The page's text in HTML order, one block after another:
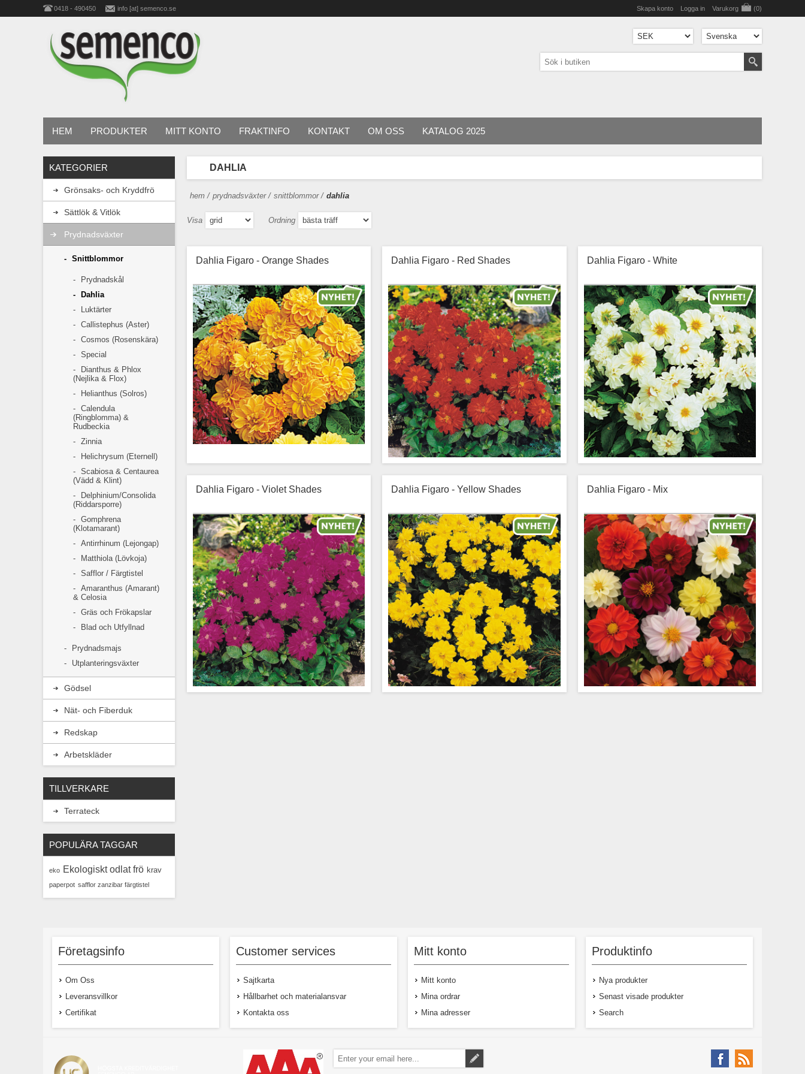
0418 - 490450 info [at] semenco.se Skapa konto Logga in Varukorg (0)
HEM PRODUKTER MITT KONTO FRAKTINFO KONTAKT OM OSS KATALOG 2025
DAHLIA
hem / prydnadsväxter / snittblommor / dahlia
Visa Ordning
Dahlia Figaro - Orange Shades
45,00 kr exkl moms
Dahlia Figaro - Red Shades
färgsprakande upplevelse.
45,00 kr exkl moms
Dahlia Figaro - White
centrum.
45,00 kr exkl moms
Dahlia Figaro - Violet Shades Dahlia Figaro - Yellow Shades Dahlia Figaro - Mix
KATEGORIER
Grönsaks- och Kryddfrö
Sättlök & Vitlök
Prydnadsväxter
Snittblommor
Prydnadskål
Dahlia
Luktärter
Callistephus (Aster)
Cosmos (Rosenskära)
Special
Dianthus & Phlox
(Nejlika & Flox)
Helianthus (Solros)
Calendula
(Ringblomma) &
Rudbeckia
Zinnia
Helichrysum (Eternell)
Scabiosa & Centaurea
(Vädd & Klint)
Delphinium/Consolida
(Riddarsporre)
Gomphrena
(Klotamarant)
Antirrhinum (Lejongap)
Matthiola (Lövkoja)
Safflor / Färgtistel
Amaranthus (Amarant)
& Celosia
Gräs och Frökapslar
Blad och Utfyllnad
Prydnadsmajs
Utplanteringsväxter
Gödsel
Nät- och Fiberduk
Redskap
Arbetskläder
TILLVERKARE
Terrateck
POPULÄRA TAGGAR
eko Ekologiskt odlat frö krav
paperpot safflor zanzibar färgtistel
Företagsinfo
Om Oss
Leveransvillkor
Certifikat
Customer services
Sajtkarta
Hållbarhet och materialansvar
Kontakta oss
Mitt konto
Mitt konto
Mina ordrar
Mina adresser
Produktinfo
Nya produkter
Senast visade produkter
Search